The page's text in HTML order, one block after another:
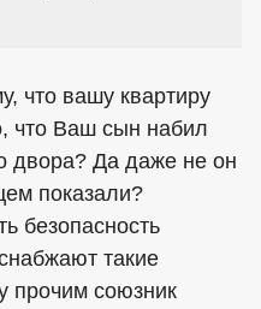
что вашу квартиру
что Ваш сын набил
двора? Да даже не он
показали?
безопасность
такие
прочим союзник